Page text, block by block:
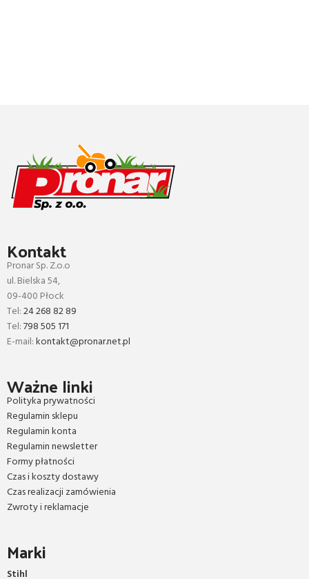
Kontakt
Pronar Sp. Z.o.o
ul. Bielska 54,
09-400 Płock
Tel:24 268 82 89
Tel:798 505 171
E-mail:kontakt@pronar.net.pl
Ważne linki
Polityka prywatności
Regulamin sklepu
Regulamin konta
Regulamin newsletter
Formy płatności
Czas i koszty dostawy
Czas realizacji zamówienia
Zwroty i reklamacje
Marki
Stihl